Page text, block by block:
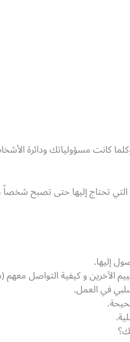
كانت مسؤولياتك ودائرة
تحتاج إليها حتى تصبح
إليها.
في العمل.